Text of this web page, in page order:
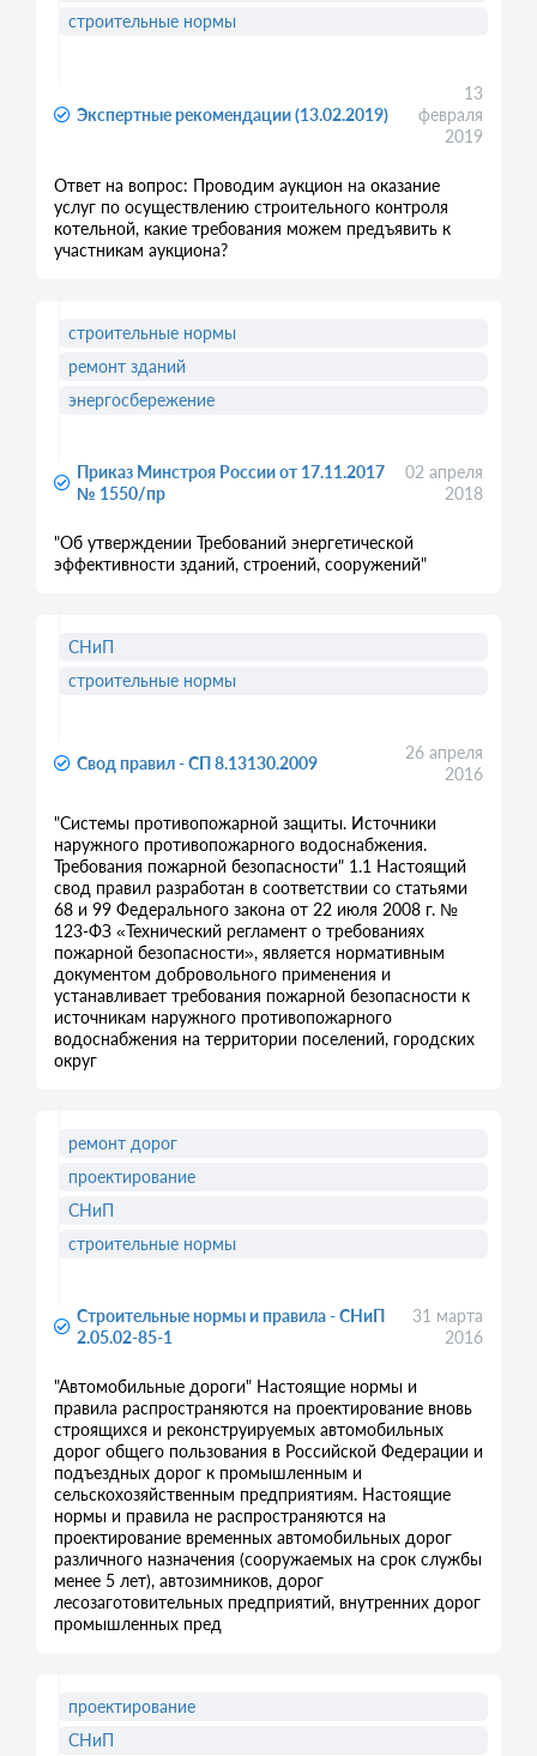
Экспертные рекомендации (13.02.2019)
13
февраля
2019
Ответ на вопрос: Проводим аукцион на оказание
услуг по осуществлению строительного контроля
котельной, какие требования можем предъявить к
участникам аукциона?
строительные нормы
Приказ Минстроя России от 17.11.2017
№ 1550/пр
02 апреля
2018
"Об утверждении Требований энергетической
эффективности зданий, строений, сооружений"
строительные нормы
ремонт зданий
энергосбережение
Свод правил - СП 8.13130.2009
26 апреля
2016
"Системы противопожарной защиты. Источники
наружного противопожарного водоснабжения.
Требования пожарной безопасности" 1.1 Настоящий
свод правил разработан в соответствии со статьями
68 и 99 Федерального закона от 22 июля 2008 г. №
123-ФЗ «Технический регламент о требованиях
пожарной безопасности», является нормативным
документом добровольного применения и
устанавливает требования пожарной безопасности к
источникам наружного противопожарного
водоснабжения на территории поселений, городских
округ
СНиП
строительные нормы
Строительные нормы и правила - СНиП
2.05.02-85-1
31 марта
2016
"Автомобильные дороги" Настоящие нормы и
правила распространяются на проектирование вновь
строящихся и реконструируемых автомобильных
дорог общего пользования в Российской Федерации и
подъездных дорог к промышленным и
сельскохозяйственным предприятиям. Настоящие
нормы и правила не распространяются на
проектирование временных автомобильных дорог
различного назначения (сооружаемых на срок службы
менее 5 лет), автозимников, дорог
лесозаготовительных предприятий, внутренних дорог
промышленных пред
ремонт дорог
проектирование
СНиП
строительные нормы
проектирование
СНиП